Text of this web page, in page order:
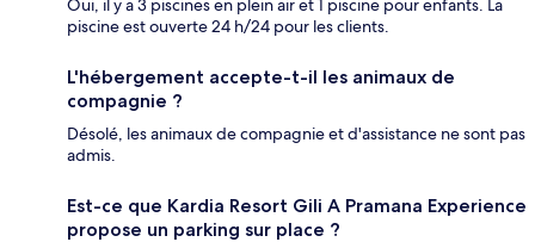
Oui, il y a 3 piscines en plein air et 1 piscine pour enfants. La
piscine est ouverte 24 h/24 pour les clients.
L'hébergement accepte-t-il les animaux de
compagnie ?
Désolé, les animaux de compagnie et d'assistance ne sont pas
admis.
Est-ce que Kardia Resort Gili A Pramana Experience
propose un parking sur place ?